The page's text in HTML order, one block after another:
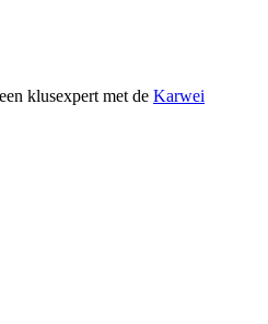
klusexpert met de Karwei